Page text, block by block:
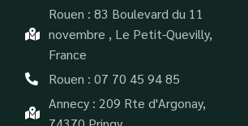
Rouen : 83 Boulevard du 11
novembre , Le Petit-Quevilly,
France
Rouen : 07 70 45 94 85
Annecy : 209 Rte d'Argonay,